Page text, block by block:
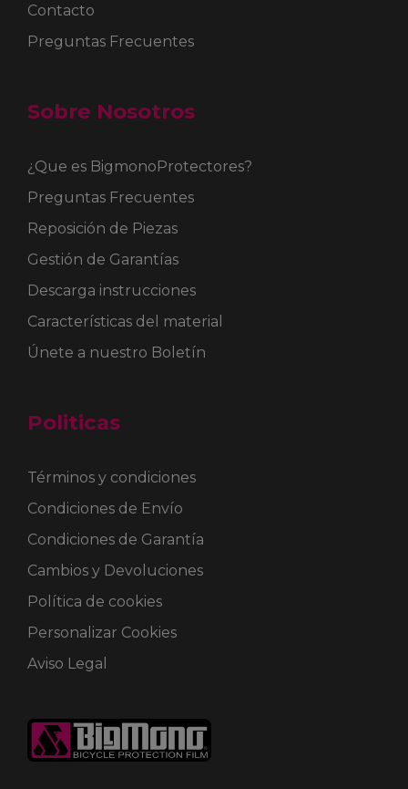
Contacto
Preguntas Frecuentes
Sobre Nosotros
¿Que es BigmonoProtectores?
Preguntas Frecuentes
Reposición de Piezas
Gestión de Garantías
Descarga instrucciones
Características del material
Únete a nuestro Boletín
Politicas
Términos y condiciones
Condiciones de Envío
Condiciones de Garantía
Cambios y Devoluciones
Política de cookies
Personalizar Cookies
Aviso Legal